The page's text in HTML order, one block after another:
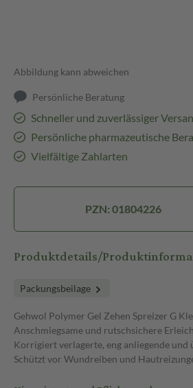
Abbildung kann abweichen
Persönliche Beratung
Schneller und zuverlässiger
Persönliche pharmazeutische
Vielfältige Zahlarten
PZN: 01804226
Produktdetails/
Packungsbeilage
Gehwol Polymer Gel Zehen Spreizer G
Anschmiegsame und rutschsichere
Korrigiert verlagerte, eng anliegende und
Schützt vor Wundreiben und